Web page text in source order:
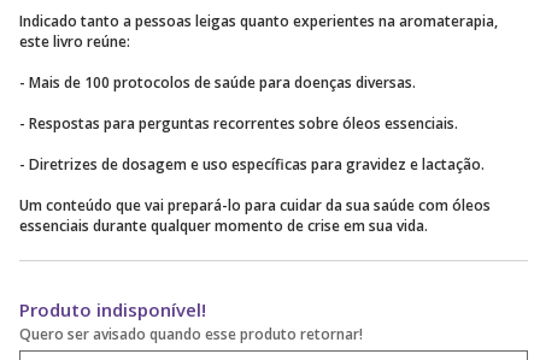
Indicado tanto a pessoas leigas quanto experientes na aromaterapia,
este livro reúne:
- Mais de 100 protocolos de saúde para doenças diversas.
- Respostas para perguntas recorrentes sobre óleos essenciais.
- Diretrizes de dosagem e uso específicas para gravidez e lactação.
Um conteúdo que vai prepará-lo para cuidar da sua saúde com óleos
essenciais durante qualquer momento de crise em sua vida.
Produto indisponível!
Quero ser avisado quando esse produto retornar!